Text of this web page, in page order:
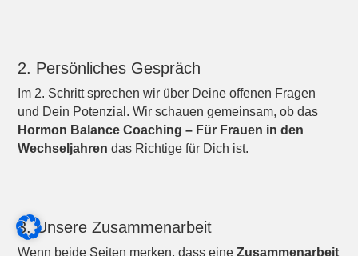
2. Persönliches Gespräch
Im 2. Schritt sprechen wir über Deine offenen Fragen
und Dein Potenzial. Wir schauen gemeinsam, ob das
Hormon Balance Coaching – Für Frauen in den
Wechseljahren das Richtige für Dich ist.
3. Unsere Zusammenarbeit
Wenn beide Seiten merken, dass eineZusammenarbeit